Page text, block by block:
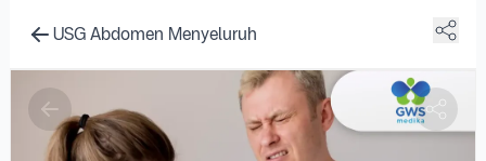
USG Abdomen Menyeluruh